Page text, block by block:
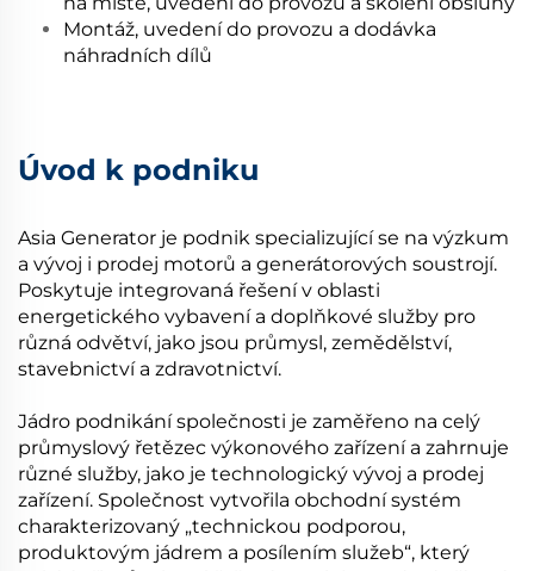
Montáž, uvedení do provozu a dodávka
náhradních dílů
Úvod k podniku
Asia Generator je podnik specializující se na výzkum
a vývoj i prodej motorů a generátorových soustrojí.
Poskytuje integrovaná řešení v oblasti
energetického vybavení a doplňkové služby pro
různá odvětví, jako jsou průmysl, zemědělství,
stavebnictví a zdravotnictví.
Jádro podnikání společnosti je zaměřeno na celý
průmyslový řetězec výkonového zařízení a zahrnuje
různé služby, jako je technologický vývoj a prodej
zařízení. Společnost vytvořila obchodní systém
charakterizovaný „technickou podporou,
produktovým jádrem a posílením služeb“, který